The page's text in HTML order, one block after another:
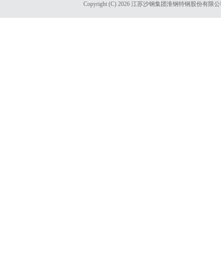
Copyright (C) 2026 江苏沙钢集团淮钢特钢股份有限